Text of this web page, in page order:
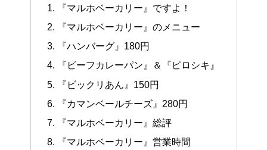
『マルホベーカリー』ですよ！
『マルホベーカリー』のメニュー
『ハンバーグ』180円
『ビーフカレーパン』＆『ピロシキ』
『ビックリあん』150円
『カマンベールチーズ』280円
『マルホベーカリー』総評
『マルホベーカリー』営業時間